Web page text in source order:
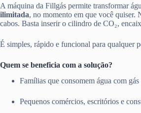
A máquina da Fillgás permite transformar
ilimitada, no momento em que você quiser.
cabos. Basta inserir o cilindro de CO₂,
É simples, rápido e funcional para qualquer
Quem se beneficia com a solução?
Famílias que consomem água com
Pequenos comércios, escritórios e